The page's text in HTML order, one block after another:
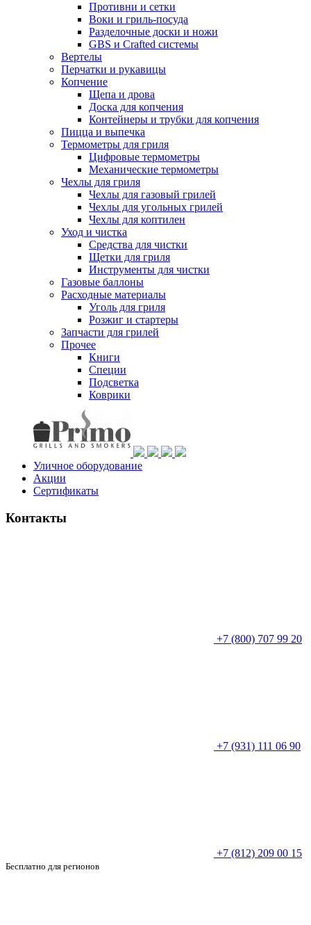
Противни и сетки
Воки и гриль-посуда
Разделочные доски и ножи
GBS и Crafted системы
Вертелы
Перчатки и рукавицы
Копчение
Щепа и дрова
Доска для копчения
Контейнеры и трубки для копчения
Пицца и выпечка
Термометры для гриля
Цифровые термометры
Механические термометры
Чехлы для гриля
Чехлы для газовый грилей
Чехлы для угольных грилей
Чехлы для коптилен
Уход и чистка
Средства для чистки
Щетки для гриля
Инструменты для чистки
Газовые баллоны
Расходные материалы
Уголь для гриля
Розжиг и стартеры
Запчасти для грилей
Прочее
Книги
Специи
Подсветка
Коврики
Уличное оборудование
Акции
Сертификаты
Контакты
+7 (800) 707 99 20
+7 (931) 111 06 90
+7 (812) 209 00 15
Бесплатно для регионов